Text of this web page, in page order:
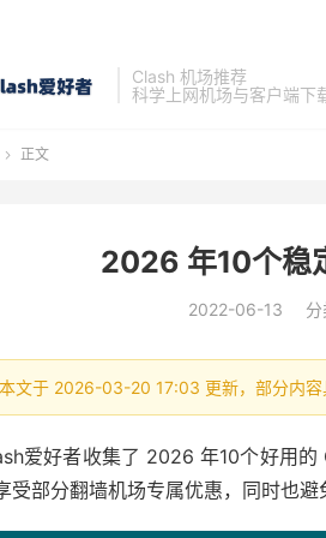
Clash 机场推荐
科学上网机场与客户端下
 正文
2026 年10个稳
2022-06-13 分
本文于 2026-03-20 17:03 更新，部分内容
爱好者收集了 2026 年10个好用的
受部分翻墙机场专属优惠，同时也